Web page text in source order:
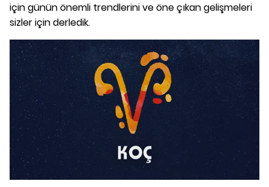
için günün önemli trendlerini ve öne çıkan gelişmeleri
sizler için derledik.